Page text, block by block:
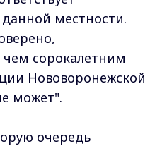
местности.
сорокалетним
Нововоронежской
может".
очередь